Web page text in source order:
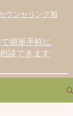
ウンセリング相
簡単手軽に
談できます